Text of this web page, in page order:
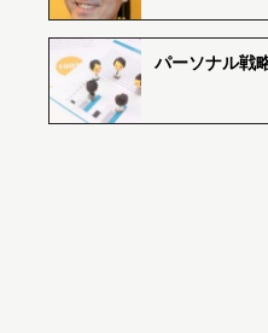
パーソナル戦